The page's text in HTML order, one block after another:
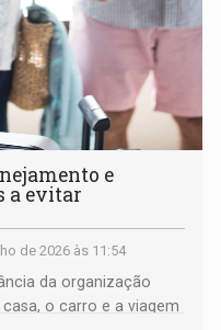
e
a evitar
de 2026 às 11:54
da organização
o carro e a viagem